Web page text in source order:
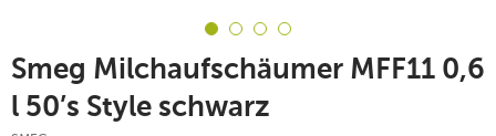
Smeg Milchaufschäumer MFF11 0,6
l 50’s Style schwarz